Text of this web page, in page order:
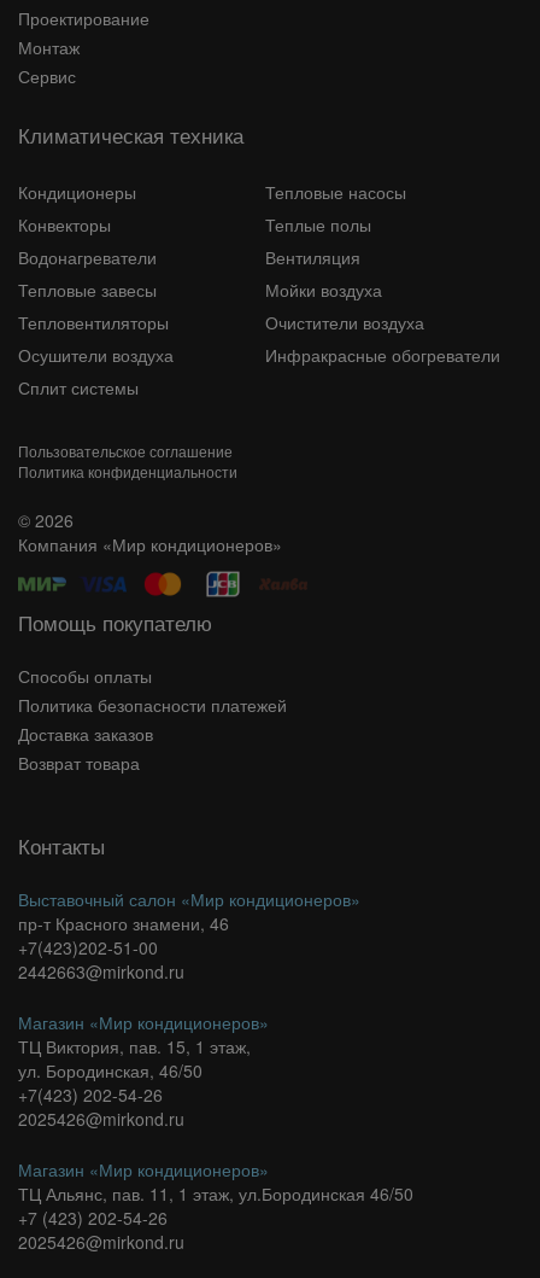
Проектирование
Монтаж
Сервис
Климатическая техника
Кондиционеры
Тепловые насосы
Конвекторы
Теплые полы
Водонагреватели
Вентиляция
Тепловые завесы
Мойки воздуха
Тепловентиляторы
Очистители воздуха
Осушители воздуха
Инфракрасные обогреватели
Сплит системы
Пользовательское соглашение
Политика конфиденциальности
© 2026
Компания «Мир кондиционеров»
Помощь покупателю
Способы оплаты
Политика безопасности платежей
Доставка заказов
Возврат товара
Контакты
Выставочный салон «Мир кондиционеров»
пр-т Красного знамени, 46
+7(423)202-51-00
2442663@mirkond.ru
Магазин «Мир кондиционеров»
ТЦ Виктория, пав. 15, 1 этаж,
ул. Бородинская, 46/50
+7(423) 202-54-26
2025426@mirkond.ru
Магазин «Мир кондиционеров»
ТЦ Альянс, пав. 11, 1 этаж, ул.Бородинская 46/50
+7 (423) 202-54-26
2025426@mirkond.ru